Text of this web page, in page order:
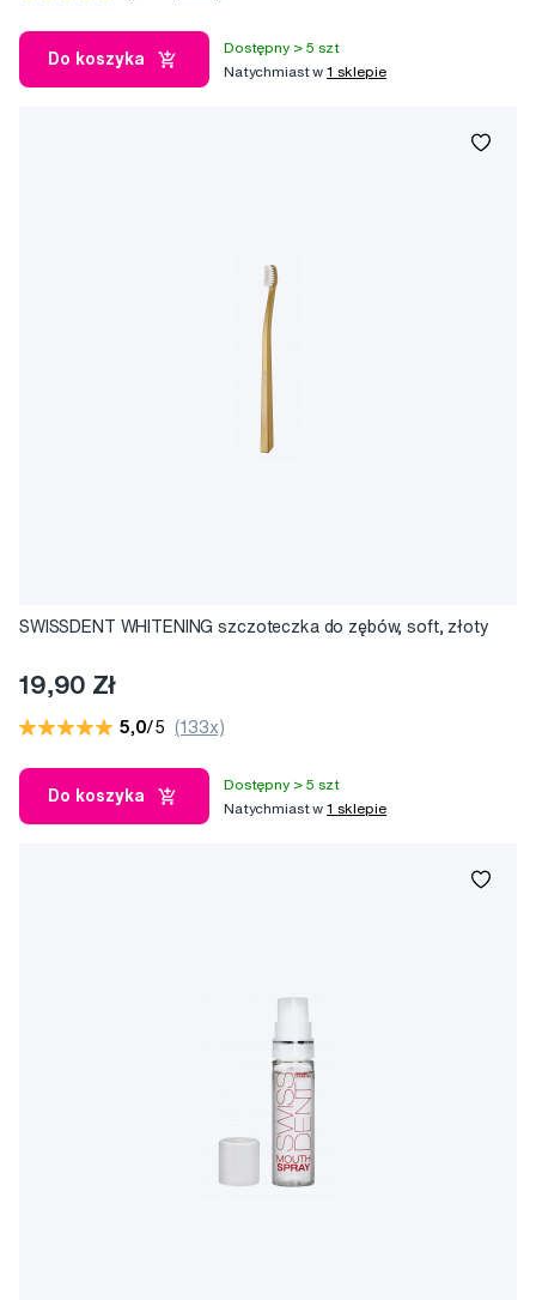
Do koszyka
Dostępny > 5 szt
Natychmiast w1 sklepie
SWISSDENT WHITENING szczoteczka do zębów, soft, złoty
19,90 Zł
5,0/5 (133x)
Do koszyka
Dostępny > 5 szt
Natychmiast w1 sklepie